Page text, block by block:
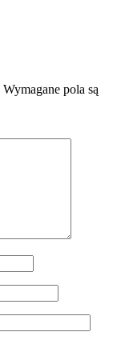
Wymagane pola są